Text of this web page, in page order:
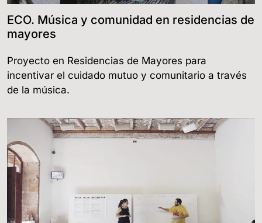
ECO. Música y comunidad en residencias de
mayores
Proyecto en Residencias de Mayores para
incentivar el cuidado mutuo y comunitario a través
de la música.